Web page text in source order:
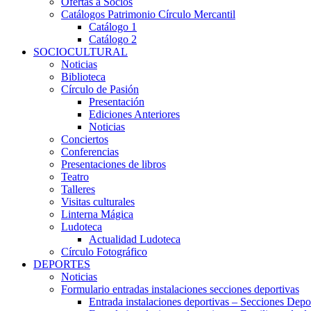
Catálogos Patrimonio Círculo Mercantil
Catálogo 1
Catálogo 2
SOCIOCULTURAL
Noticias
Biblioteca
Círculo de Pasión
Presentación
Ediciones Anteriores
Noticias
Conciertos
Conferencias
Presentaciones de libros
Teatro
Talleres
Visitas culturales
Linterna Mágica
Ludoteca
Actualidad Ludoteca
Círculo Fotográfico
DEPORTES
Noticias
Formulario entradas instalaciones secciones deportivas
Entrada instalaciones deportivas – Secciones